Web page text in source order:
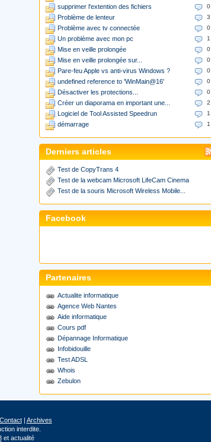
0
supprimer l'extention des fichiers
3
Problème de lenteur
0
Problème avec tv connectée
1
Un problème avec mon pc
0
Mise en veille prolongée
0
Mise en veille prolongée sur...
0
Pare-feu Apple vs anti-virus Windows ?
0
undefined reference to 'WinMain@16'
0
Désactiver les protections...
2
Créer un diaporama en important une...
1
Logiciel de Tool Assisted Speedrun
1
démarrage
Derniers articles
Test de CopyTrans 4
Test de la webcam Microsoft LifeCam Cinema
Test de la souris Microsoft Wireless Mobile...
Facebook
Partenaires
Actualite informatique
Agence Web Nantes
Aide informatique
Cours pdf
Dépannage Informatique
Infobidouille
Test ADSL
Whois
Zebulon
Contact| Archives
interdite.
et actualité